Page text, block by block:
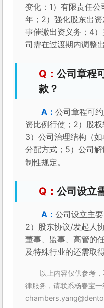
变化：1）有限责任
年；2）强化股东出
事催缴出资义务；4
司需在过渡期内调整
公司章程
款？
公司章程可
资比例行使；2）股
3）公司治理结构（
分配方式；5）公司
制性规定。
公司设立
公司设立主
2）股东协议/发起人
董事、监事、高管的
及特殊行业的还需取
以上内容仅供参考
律服务，请联系杨春宝一